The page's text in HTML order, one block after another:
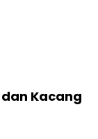
Kacang